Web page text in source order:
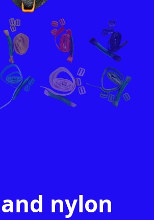
nylon